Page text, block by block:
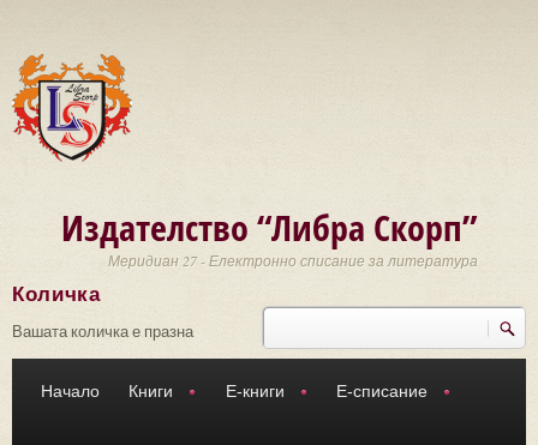
Издателство “Либра Скорп”
Меридиан 27 - Електронно списание за литература
Търси
Количка
Вашата количка е празна
Начало Книги Е-книги Е-списание